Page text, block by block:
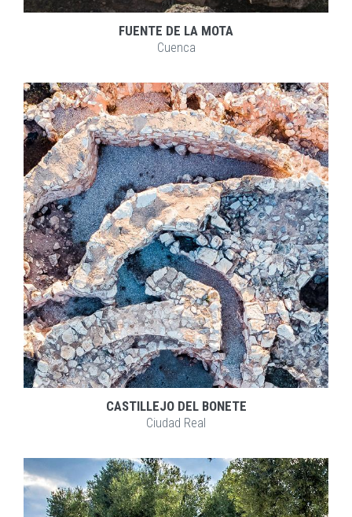
EXPLORAR ZOOM
FUENTE DE LA MOTA
Cuenca
CASTILLEJO DEL BONETE
Ciudad Real